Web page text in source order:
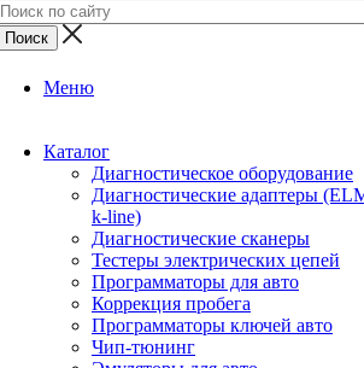
Меню
Каталог
Диагностическое оборудование
Диагностические адаптеры
k-line)
Диагностические сканеры
Тестеры электрических цепей
Программаторы для авто
Коррекция пробега
Программаторы ключей авто
Чип-тюнинг